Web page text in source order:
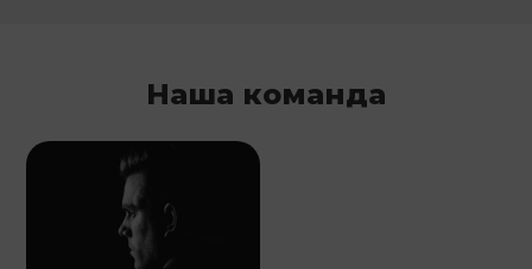
Наша команда